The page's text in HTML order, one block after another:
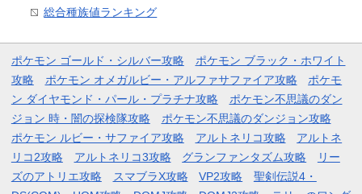
総合種族値ランキング
ポケモン ゴールド・シルバー攻略
ポケモン ブラック・ホワイト
攻略
ポケモン オメガルビー・アルファサファイア攻略
ポケモ
ン ダイヤモンド・パール・プラチナ攻略
ポケモン不思議のダン
ジョン 時・闇の探検隊攻略
ポケモン不思議のダンジョン攻略
ポケモン ルビー・サファイア攻略
アルトネリコ攻略
アルトネ
リコ2攻略
アルトネリコ3攻略 グランファンタズム攻略
リー
ズのアトリエ攻略
スマブラX攻略 VP2攻略
聖剣伝説4・